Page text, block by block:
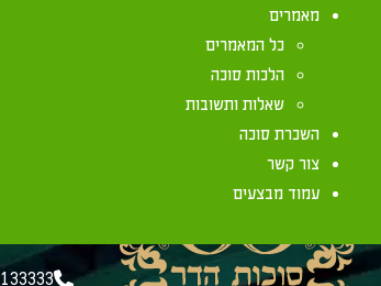
מאמרים
כל המאמרים
הלכות סוכה
שאלות ותשובות
השכרת סוכה
צור קשר
עמוד מבצעים